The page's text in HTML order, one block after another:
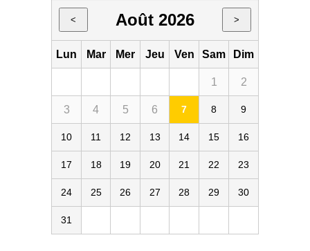
< Août 2026 >
Lun Mar Mer Jeu Ven Sam Dim
1 2
3 4 5 6 7 8 9
10 11 12 13 14 15 16
17 18 19 20 21 22 23
24 25 26 27 28 29 30
31